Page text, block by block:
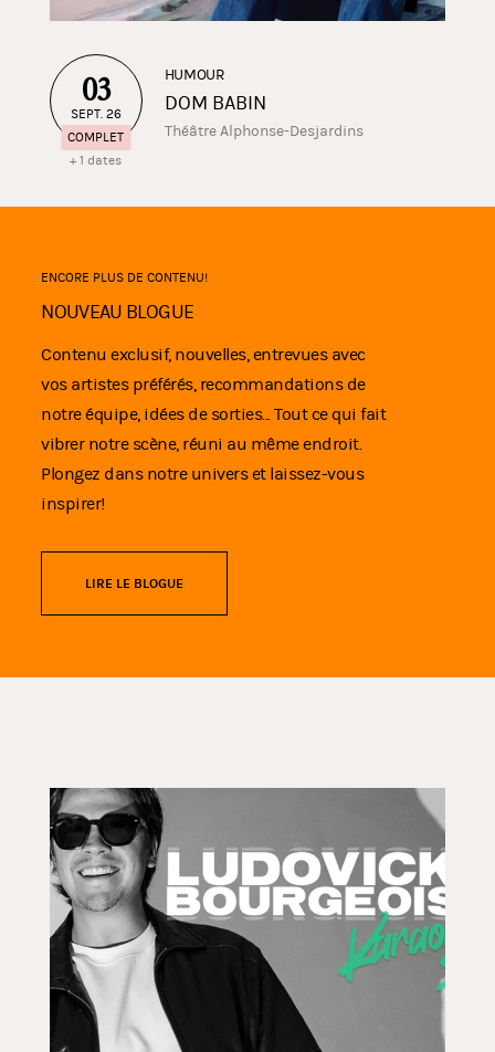
03
SEPT. 26
COMPLET
+ 1 dates
HUMOUR
DOM BABIN
Théâtre Alphonse-Desjardins
ENCORE PLUS DE CONTENU!
NOUVEAU BLOGUE
Contenu exclusif, nouvelles, entrevues avec
vos artistes préférés, recommandations de
notre équipe, idées de sorties... Tout ce qui fait
vibrer notre scène, réuni au même endroit.
Plongez dans notre univers et laissez-vous
inspirer!
LIRE LE BLOGUE